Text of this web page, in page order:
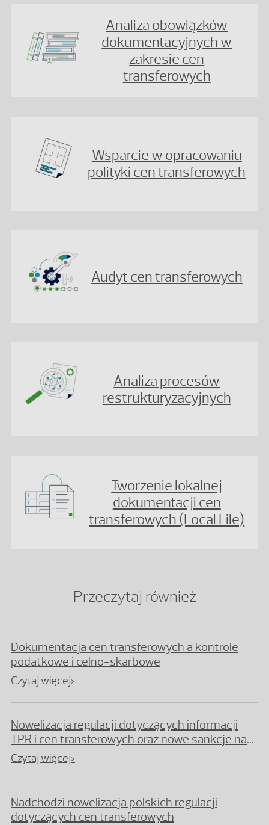
Analiza obowiązków
dokumentacyjnych w
zakresie cen
transferowych
Wsparcie w opracowaniu
polityki cen transferowych
Audyt cen transferowych
Analiza procesów
restrukturyzacyjnych
Tworzenie lokalnej
dokumentacji cen
transferowych (Local File)
Przeczytaj również
Dokumentacja cen transferowych a kontrole
podatkowe i celno-skarbowe
Czytaj więcej>
Nowelizacja regulacji dotyczących informacji
TPR i cen transferowych oraz nowe sankcje na
gruncie Kodeksu karnego skarbowego
Czytaj więcej>
Nadchodzi nowelizacja polskich regulacji
dotyczących cen transferowych